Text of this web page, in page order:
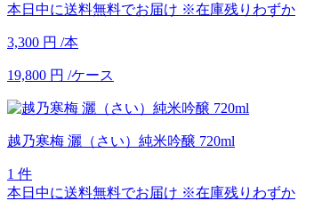
本日中に送料無料でお届け ※在庫残りわずか
3,300 円 /本
19,800 円 /ケース
越乃寒梅 灑（さい）純米吟醸 720ml
1 件
本日中に送料無料でお届け ※在庫残りわずか